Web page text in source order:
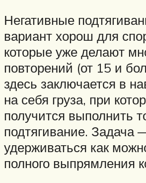
Негативные
вариант хорош для
которые уже делают
повторений (от 15 и
здесь заключается в
на себя груза, при
получится выполнить
подтягивание. Задача
удерживаться как
полного выпрямления